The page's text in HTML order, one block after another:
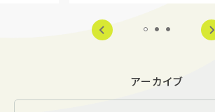
アーカイブ